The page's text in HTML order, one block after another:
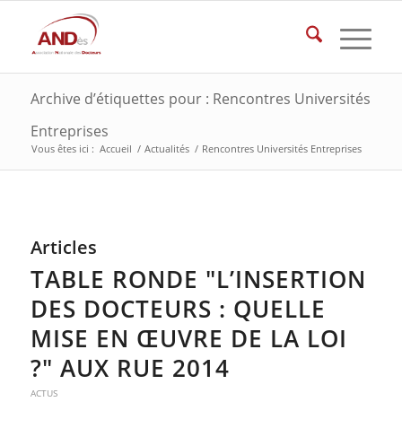
Archive d’étiquettes pour : Rencontres Universités
Entreprises
Vous êtes ici : Accueil / Actualités / Rencontres Universités Entreprises
Articles
TABLE RONDE "L’INSERTION
DES DOCTEURS : QUELLE
MISE EN ŒUVRE DE LA LOI
?" AUX RUE 2014
ACTUS